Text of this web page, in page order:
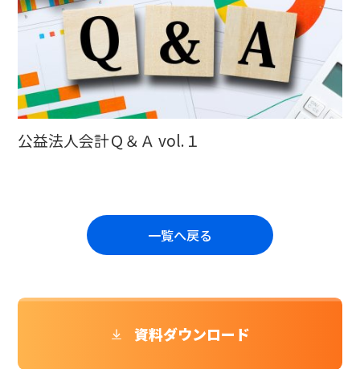
公益法人会計Ｑ＆Ａ vol.１
一覧へ戻る
資料ダウンロード